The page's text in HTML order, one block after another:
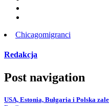
Chicagomigranci
Redakcja
Post navigation
USA, Estonia, Bułgaria i Polska